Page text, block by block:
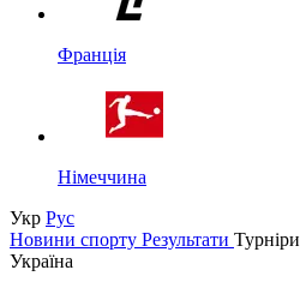
Франція
Німеччина
Укр Рус
Новини спорту Результати Турніри
Україна